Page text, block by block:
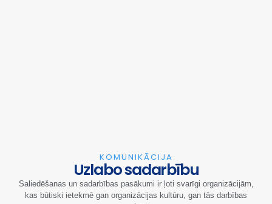
KOMUNIKĀCIJA
Uzlabo sadarbību
Saliedēšanas un sadarbības pasākumi ir ļoti svarīgi organizācijām,
kas būtiski ietekmē gan organizācijas kultūru, gan tās darbības